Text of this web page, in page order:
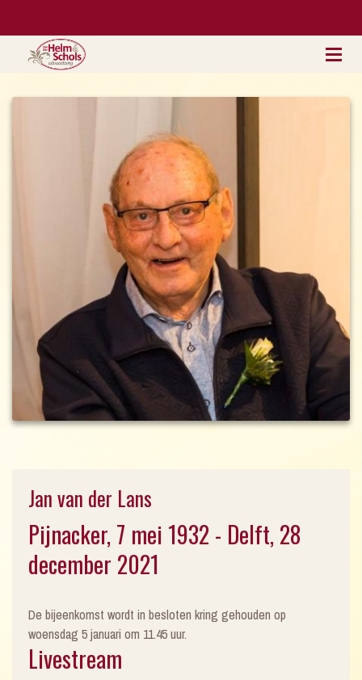
Jan van der Lans
Pijnacker, 7 mei 1932 - Delft, 28
december 2021
De bijeenkomst wordt in besloten kring gehouden op
woensdag 5 januari om 11.45 uur.
Livestream